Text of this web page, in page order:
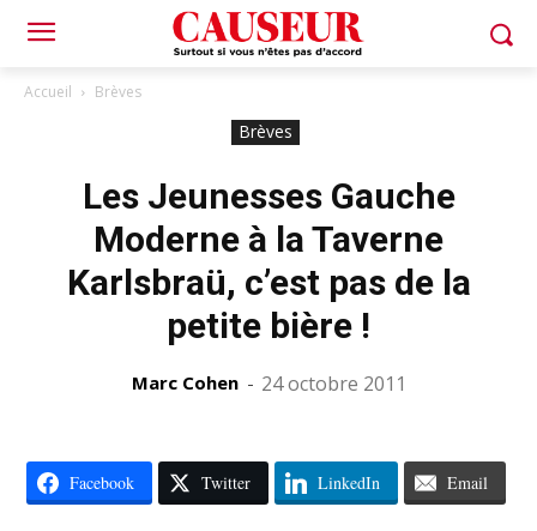
Accueil Brèves
Brèves
Les Jeunesses Gauche
Moderne à la Taverne
Karlsbraü, c’est pas de la
petite bière !
Marc Cohen - 24 octobre 2011
Facebook Twitter LinkedIn Email